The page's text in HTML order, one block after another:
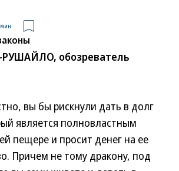
РУШАЙЛО, обозреватель
вы бы рискнули дать в долг
является полновластным
пещере и просит денег на ее
Причем не тому дракону, под